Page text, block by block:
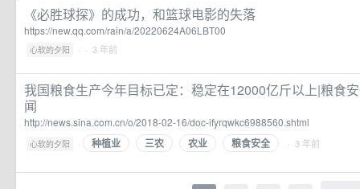
《必胜球探》的成功，和篮球电影的失落
https://new.qq.com/rain/a/20220624A06LBT00
心软的夕阳 · · 3 年前
我国粮食生产今年目标已定：稳定在12000亿斤以上|粮食
闻
http://news.sina.com.cn/o/2018-02-16/doc-ifyrqwkc6988560.shtml
心软的夕阳 · 种植业 三农 农业 粮食安全 · 3 年前